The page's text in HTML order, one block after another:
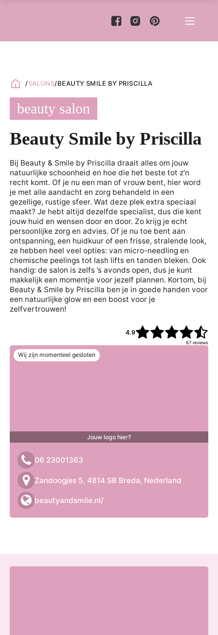
/SALONS/BEAUTY SMILE BY PRISCILLA
Jouw logo hier?
Wij zijn momenteel gesloten
06 23001363
Zandoogjes 5, 4814 SB Breda, Nederland
beautyandsmile.nl/
beauty salon
Beauty Smile by Priscilla
Bij Beauty & Smile by Priscilla draait alles om jouw
natuurlijke schoonheid en hoe die het beste tot z’n
recht komt. Of je nu een man of vrouw bent, hier word
je met alle aandacht en zorg behandeld in een
gezellige, rustige sfeer. Wat deze plek extra speciaal
maakt? Je hebt altijd dezelfde specialist, dus die kent
jouw huid en wensen door en door. Zo krijg je echt
persoonlijke zorg en advies. Of je nu toe bent aan
ontspanning, een huidkuur of een frisse, stralende look,
ze hebben heel veel opties: van micro-needling en
chemische peelings tot lash lifts en tanden bleken. Ook
handig: de salon is zelfs ’s avonds open, dus je kunt
makkelijk een momentje voor jezelf plannen. Kortom, bij
Beauty & Smile by Priscilla ben je in goede handen voor
een natuurlijke glow en een boost voor je
zelfvertrouwen!
4.9
87 reviews